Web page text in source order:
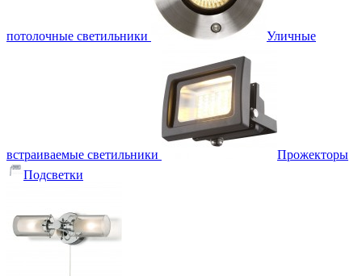
потолочные светильники Уличные
встраиваемые светильники
Прожекторы
Подсветки